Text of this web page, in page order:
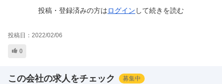
投稿・登録済みの方はログイン して続きを読む
投稿日： 2022/02/06
0
この会社の求人をチェック 募集中